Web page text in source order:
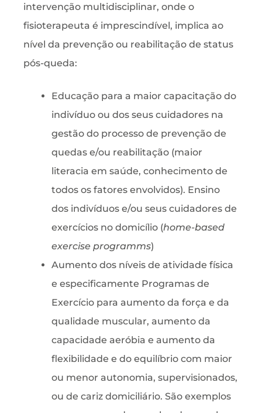
intervenção multidisciplinar, onde o
fisioterapeuta é imprescindível, implica ao
nível da prevenção ou reabilitação de status
pós-queda:
Educação para a maior capacitação do
indivíduo ou dos seus cuidadores na
gestão do processo de prevenção de
quedas e/ou reabilitação (maior
literacia em saúde, conhecimento de
todos os fatores envolvidos). Ensino
dos indivíduos e/ou seus cuidadores de
exercícios no domicílio (home-based
exercise programms)
Aumento dos níveis de atividade física
e especificamente Programas de
Exercício para aumento da força e da
qualidade muscular, aumento da
capacidade aeróbia e aumento da
flexibilidade e do equilíbrio com maior
ou menor autonomia, supervisionados,
ou de cariz domiciliário. São exemplos